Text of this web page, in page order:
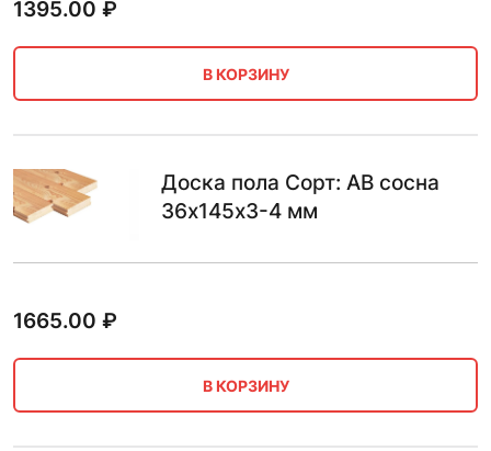
1395.00 ₽
В КОРЗИНУ
Доска пола Сорт: AB сосна
36х145х3-4 мм
1665.00 ₽
В КОРЗИНУ